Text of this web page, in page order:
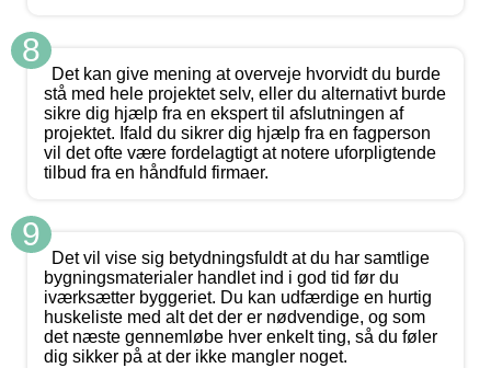
8
Det kan give mening at overveje hvorvidt du burde
stå med hele projektet selv, eller du alternativt burde
sikre dig hjælp fra en ekspert til afslutningen af
projektet. Ifald du sikrer dig hjælp fra en fagperson
vil det ofte være fordelagtigt at notere uforpligtende
tilbud fra en håndfuld firmaer.
9
Det vil vise sig betydningsfuldt at du har samtlige
bygningsmaterialer handlet ind i god tid før du
iværksætter byggeriet. Du kan udfærdige en hurtig
huskeliste med alt det der er nødvendige, og som
det næste gennemløbe hver enkelt ting, så du føler
dig sikker på at der ikke mangler noget.